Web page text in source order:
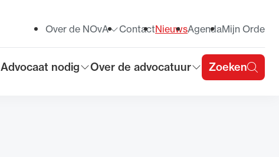
Toon submenu voor
Advocaat nodig
Toon submenu voor
Over de advocatuur Zoeken
Toon submenu voor
Over de NOvA ContactNieuwsAgendaMijn Orde